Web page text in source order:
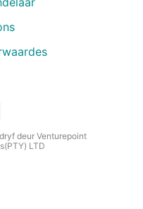
deurVenturepoint
(PTY) LTD